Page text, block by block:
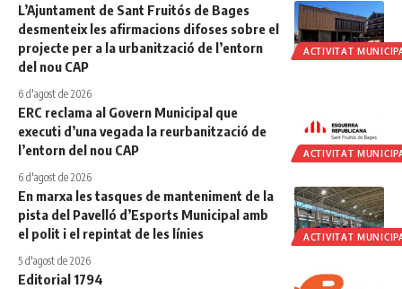
ACTIVITAT
L’Ajuntament de Sant Fruitós de Bages
desmenteix les afirmacions difoses sobre el
projecte per a la urbanització de l’entorn
del nou CAP
6 d'agost de 2026
ACTIVITAT
ERC reclama al Govern Municipal que
executi d’una vegada la reurbanització de
l’entorn del nou CAP
6 d'agost de 2026
ACTIVITAT
En marxa les tasques de manteniment de la
pista del Pavelló d’Esports Municipal amb
el polit i el repintat de les línies
5 d'agost de 2026
Editorial 1794